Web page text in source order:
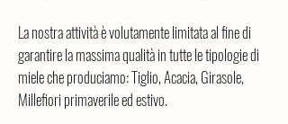
La nostra attività è volutamente limitata al fine di
garantire la massima qualità in tutte le tipologie di
miele che produciamo: Tiglio, Acacia, Girasole,
Millefiori primaverile ed estivo.